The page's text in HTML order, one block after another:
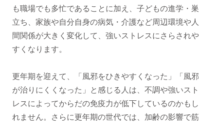
も職場でも多忙であることに加え、子どもの進学・巣
立ち、家族や自分自身の病気・介護など周辺環境や人
間関係が大きく変化して、強いストレスにさらされや
すくなります。
更年期を迎えて、「風邪をひきやすくなった」「風邪
が治りにくくなった」と感じる人は、不調や強いスト
レスによってからだの免疫力が低下しているのかもし
れません。さらに更年期の世代では、加齢の影響で筋